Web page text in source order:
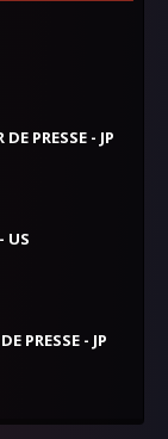
PRESSE - JP
US
PRESSE - JP